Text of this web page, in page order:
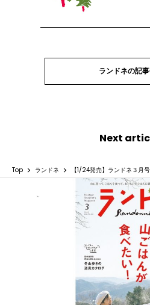
ランドネの記
Next
Top ランドネ 【1/24発売】ランドネ３月